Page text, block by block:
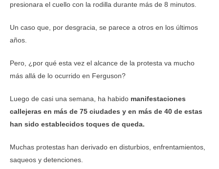
presionara el cuello con la rodilla durante más de 8 minutos.
Un caso que, por desgracia, se parece a otros en los últimos
años.
Pero, ¿por qué esta vez el alcance de la protesta va mucho
más allá de lo ocurrido en Ferguson?
Luego de casi una semana, ha habido manifestaciones
callejeras en más de 75 ciudades y en más de 40 de estas
han sido establecidos toques de queda.
Muchas protestas han derivado en disturbios, enfrentamientos,
saqueos y detenciones.